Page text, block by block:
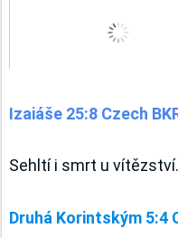
Izaiáše 25:8 Czech
Sehltí i smrt u vítězství.
Druhá Korintským 5:4